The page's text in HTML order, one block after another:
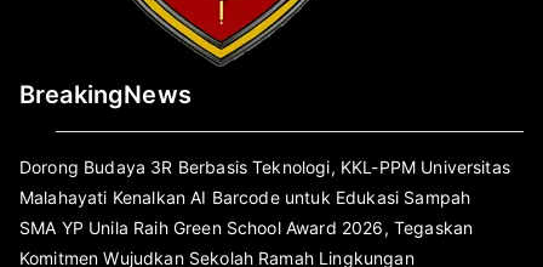
BreakingNews
Dorong Budaya 3R Berbasis Teknologi, KKL-PPM Universitas
Malahayati Kenalkan AI Barcode untuk Edukasi Sampah
SMA YP Unila Raih Green School Award 2026, Tegaskan
Komitmen Wujudkan Sekolah Ramah Lingkungan